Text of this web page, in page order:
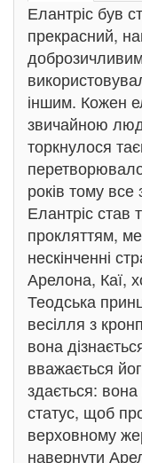
Елантріс був
прекрасний,
іншим. Кожен
звичайною
торкнулося
років тому все
Елантріс став
прокляттям,
нескінченні
Арелона, Каї,
Теодська
весілля з
вона
вважається
здається: вона
статус, щоб
верховному
навернути